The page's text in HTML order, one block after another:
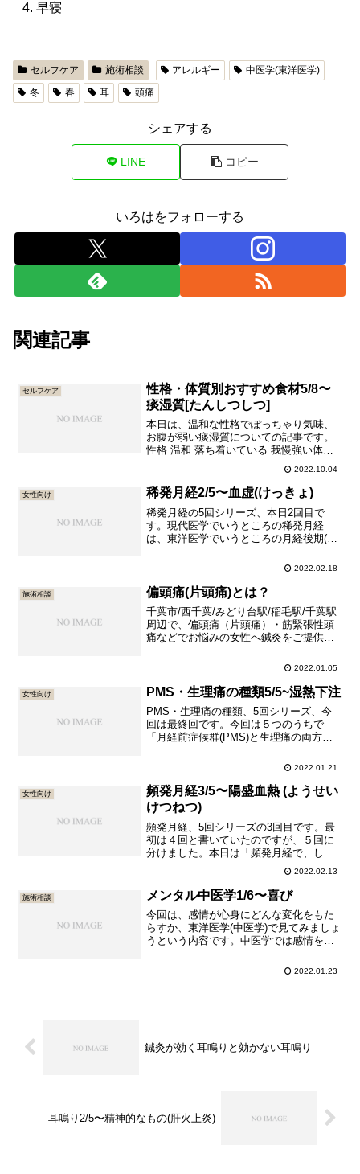
早寝
セルフケア 施術相談 アレルギー
中医学(東洋医学)
冬
春 耳 頭痛
シェアする
LINE コピー
いろはをフォローする
関連記事
セルフケア
性格・体質別おすすめ食材5/8〜
痰湿質[たんしつしつ]
本日は、温和な性格でぽっちゃり気味、
お腹が弱い痰湿質についての記事です。
性格 温和 落ち着いている 我慢強い体質
以下のような症状が複数現れますが、全
部当てはまるというわけではございませ
ん。 太りやすい 皮脂が多い ベトベトし
た汗が出る 痰が多い 顔が黄色っぽい 胸
が苦しくなる時が...
2022.10.04
女性向け 稀発月経2/5〜血虚(けっきょ)
稀発月経の5回シリーズ、本日2回目で
す。現代医学でいうところの稀発月経
は、東洋医学でいうところの月経後期(げ
リーズ、他の投稿予定は次の通りです。
3/5〜虚寒(きょかん)稀発月経4/5〜実寒(じ
っかん)稀...
2022.02.18
施術相談 偏頭痛(片頭痛)とは？
千葉市/西千葉/みどり台駅/稲毛駅/千葉駅
周辺で、偏頭痛（片頭痛）・筋緊張性頭
痛などでお悩みの女性へ鍼灸をご提供し
男性の方はご紹介予約のみ承っておりま
2022.01.05
女性向け PMS・生理痛の種類5/5~湿熱下注
PMS・生理痛の種類、5回シリーズ、今
回は最終回です。今回は５つのうちで
「月経前症候群(PMS)と生理痛の両方が
みの方に多い体質である、湿熱下注(しつ
す。過去の回はこちらですPMS・生理痛
の種類1/5~気血両...
2022.01.21
女性向け
頻発月経3/5〜陽盛血熱 (ようせい
けつねつ)
頻発月経、5回シリーズの3回目です。最
初は４回と書いていたのですが、５回に
分けました。本日は「頻発月経で、しか
も便秘で胸がうっすら苦しいです」とい
う、陽盛血熱(ようせいけつねつ)による月
経先期(げっけいせんき)についてです。頻
発月経は、東洋医学でいうところの月経
先期(げっけいせん...
2022.02.13
施術相談 メンタル中医学1/6〜喜び
今回は、感情が心身にどんな変化をもた
らすか、東洋医学(中医学)で見てみましょ
うという内容です。中医学では感情を喜
配)・思(し＝不安)・悲(ひ＝悲しみ)・恐
2022.01.23
鍼灸が効く耳鳴りと効かない耳鳴り
耳鳴り2/5〜精神的なもの(肝火上炎)